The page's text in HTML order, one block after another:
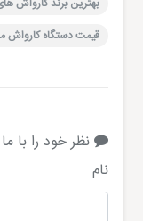
قیمت دستگاه کارواش
نظر خود را با
نام